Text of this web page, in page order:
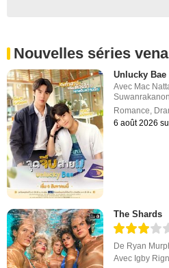
Nouvelles séries
Unlucky Bae
Avec Mac
Romance
6 août 2026
The Shards
De Ryan
Avec Igby